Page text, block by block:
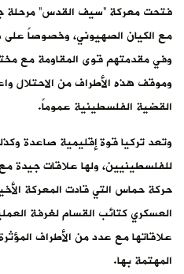
فتحت معركة “سيف القدس” مرحلة
مع الكيان الصهيوني، وخصوصاً
وفي مقدمتهم قوى المقاومة مع
وموقف هذه الأطراف من الاحتلال
القضية الفلسطينية عموماً.
وتعد تركيا قوة إقليمية صاعدة
للفلسطينيين، ولها علاقات جيدة
حركة حماس التي قادت المعركة
العسكري كتائب القسام لغرفة
علاقاتها مع عدد من الأطراف
المهتمة بها.